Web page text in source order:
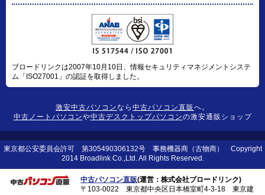
ブロードリンクは2007年10月10日、情報セキュリティマネジメントシステ
ム「ISO27001」の認証を取得しました。
激安中古パソコンなら 中古パソコン直販へ。
中古ノートパソコンや中古デスクトップパソコンの激安通販ショップ
東京都公安委員会許可 第305490306132号 事務機器商（古物商） Copyright
2014 Broadlink Co.,Ltd. All Rights Reserved.
中古パソコン直販(運営：株式会社ブロードリンク)
〒103-0022 東京都中央区日本橋室町4-3-18 東京建